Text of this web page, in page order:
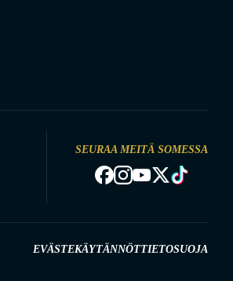
SEURAA MEITÄ SOMESSA
EVÄSTEKÄYTÄNNÖTTIETOSUOJA